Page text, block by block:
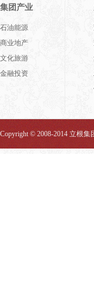
集团产业
石油能源
商业地产
文化旅游
金融投资
Copyright © 2008-2014 立根